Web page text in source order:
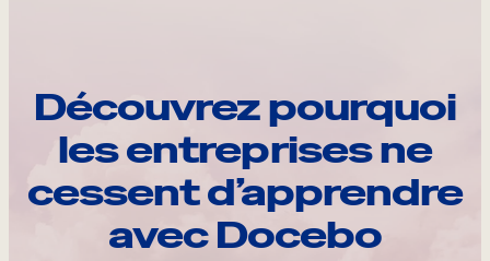
Découvrez pourquoi
les entreprises ne
cessent d’apprendre
avec Docebo